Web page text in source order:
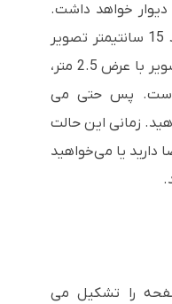
تا دیوار خواهد داشت.
در تصویر با عرض 1 متر حدود 15 سانتیمتر تصویر
بالاتر تشکیل می شود و در تصویر با عرض 2.5 متر،
است. پس حتی می
دهید. زمانی این حالت
یا می‌خواهید
را تشکیل می